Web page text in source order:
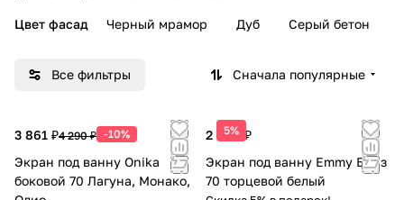
Цвет фасад Черный мрамор Дуб Серый бетон
Все фильтры Сначала популярные
3 861 ₽4 290 ₽ -10%
Экран под ванну Onika
боковой 70 Лагуна, Монако,
5%
2 600 ₽
Экран под ванну Emmy Бриз
70 торцевой белый